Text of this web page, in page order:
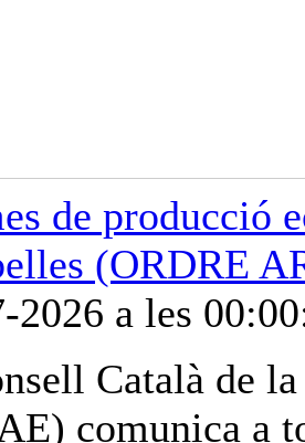
de producció
(ORDRE
2026 a les
Català de
comunica a